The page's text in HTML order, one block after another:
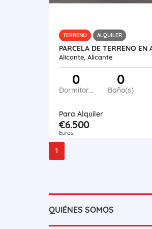
TERRENO ALQUILER
Alicante, Alicante
0
Dormitorios
0
Baño(s)
Para Alquiler
€6.500
Euros
1
QUIÉNES SOMOS